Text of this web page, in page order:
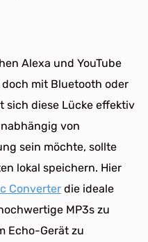
Alexa und YouTube
mit Bluetooth oder
sich diese Lücke effektiv
von
sein möchte, sollte
lokal speichern. Hier
Converter die ideale
MP3s zu
Echo-Gerät zu